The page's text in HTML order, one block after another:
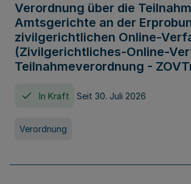
Verordnung über die
Amtsgerichte an der
zivilgerichtlichen Online-
(Zivilgerichtliches-Online-
Teilnahmeverordnung -
In Kraft Seit 30. Juli 2026
Verordnung